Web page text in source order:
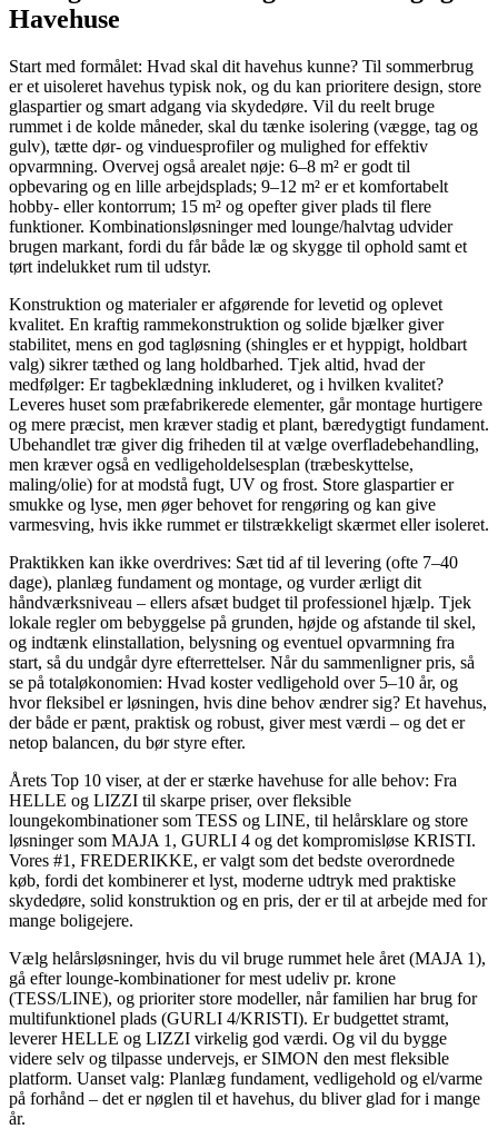
Havehuse
Start med formålet: Hvad skal dit havehus kunne? Til sommerbrug
er et uisoleret havehus typisk nok, og du kan prioritere design, store
glaspartier og smart adgang via skydedøre. Vil du reelt bruge
rummet i de kolde måneder, skal du tænke isolering (vægge, tag og
gulv), tætte dør- og vinduesprofiler og mulighed for effektiv
opvarmning. Overvej også arealet nøje: 6–8 m² er godt til
opbevaring og en lille arbejdsplads; 9–12 m² er et komfortabelt
hobby- eller kontorrum; 15 m² og opefter giver plads til flere
funktioner. Kombinationsløsninger med lounge/halvtag udvider
brugen markant, fordi du får både læ og skygge til ophold samt et
tørt indelukket rum til udstyr.
Konstruktion og materialer er afgørende for levetid og oplevet
kvalitet. En kraftig rammekonstruktion og solide bjælker giver
stabilitet, mens en god tagløsning (shingles er et hyppigt, holdbart
valg) sikrer tæthed og lang holdbarhed. Tjek altid, hvad der
medfølger: Er tagbeklædning inkluderet, og i hvilken kvalitet?
Leveres huset som præfabrikerede elementer, går montage hurtigere
og mere præcist, men kræver stadig et plant, bæredygtigt fundament.
Ubehandlet træ giver dig friheden til at vælge overfladebehandling,
men kræver også en vedligeholdelsesplan (træbeskyttelse,
maling/olie) for at modstå fugt, UV og frost. Store glaspartier er
smukke og lyse, men øger behovet for rengøring og kan give
varmesving, hvis ikke rummet er tilstrækkeligt skærmet eller isoleret.
Praktikken kan ikke overdrives: Sæt tid af til levering (ofte 7–40
dage), planlæg fundament og montage, og vurder ærligt dit
håndværksniveau – ellers afsæt budget til professionel hjælp. Tjek
lokale regler om bebyggelse på grunden, højde og afstande til skel,
og indtænk elinstallation, belysning og eventuel opvarmning fra
start, så du undgår dyre efterrettelser. Når du sammenligner pris, så
se på totaløkonomien: Hvad koster vedligehold over 5–10 år, og
hvor fleksibel er løsningen, hvis dine behov ændrer sig? Et havehus,
der både er pænt, praktisk og robust, giver mest værdi – og det er
netop balancen, du bør styre efter.
Årets Top 10 viser, at der er stærke havehuse for alle behov: Fra
HELLE og LIZZI til skarpe priser, over fleksible
loungekombinationer som TESS og LINE, til helårsklare og store
løsninger som MAJA 1, GURLI 4 og det kompromisløse KRISTI.
Vores #1, FREDERIKKE, er valgt som det bedste overordnede
køb, fordi det kombinerer et lyst, moderne udtryk med praktiske
skydedøre, solid konstruktion og en pris, der er til at arbejde med for
mange boligejere.
Vælg helårsløsninger, hvis du vil bruge rummet hele året (MAJA 1),
gå efter lounge-kombinationer for mest udeliv pr. krone
(TESS/LINE), og prioriter store modeller, når familien har brug for
multifunktionel plads (GURLI 4/KRISTI). Er budgettet stramt,
leverer HELLE og LIZZI virkelig god værdi. Og vil du bygge
videre selv og tilpasse undervejs, er SIMON den mest fleksible
platform. Uanset valg: Planlæg fundament, vedligehold og el/varme
på forhånd – det er nøglen til et havehus, du bliver glad for i mange
år.